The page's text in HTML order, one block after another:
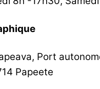
Port
Papeete